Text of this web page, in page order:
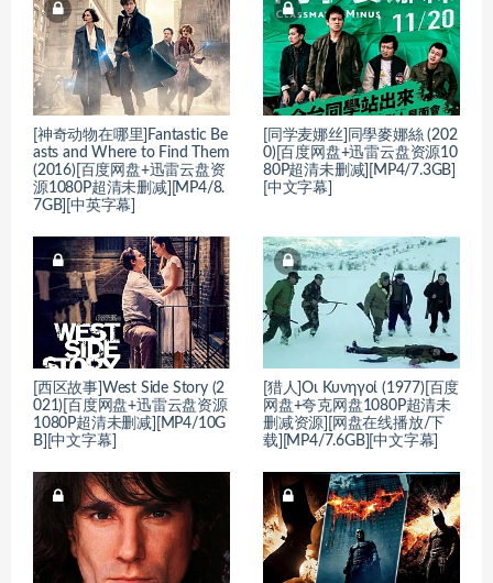
[神奇动物在哪里]Fantastic Be
asts and Where to Find Them
(2016)[百度网盘+迅雷云盘资
源1080P超清未删减][MP4/8.
7GB][中英字幕]
[同学麦娜丝]同學麥娜絲 (202
0)[百度网盘+迅雷云盘资源10
80P超清未删减][MP4/7.3GB]
[中文字幕]
[西区故事]West Side Story (2
021)[百度网盘+迅雷云盘资源
1080P超清未删减][MP4/10G
B][中文字幕]
[猎人]Οι Κυνηγοί (1977)[百度
网盘+夸克网盘1080P超清未
删减资源][网盘在线播放/下
载][MP4/7.6GB][中文字幕]